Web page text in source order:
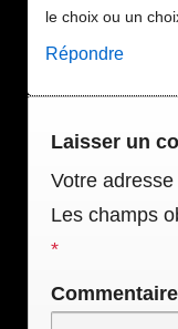
le choix ou un
Répondre
Laisser un
Votre
Les champs
*
Commentaire